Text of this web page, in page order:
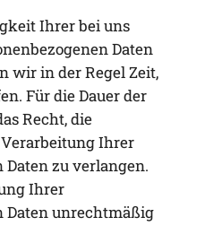
Ihrer bei uns
Daten
wir in der Regel Zeit,
Für die Dauer der
Recht, die
Ihrer
Daten zu verlangen.
Ihrer
Daten unrechtmäßig